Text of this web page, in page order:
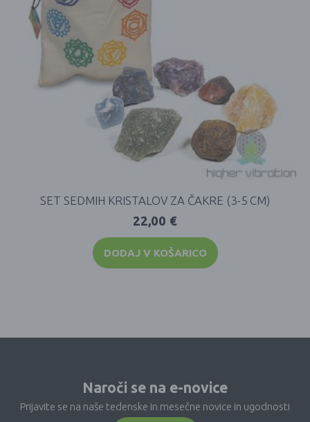
SET SEDMIH KRISTALOV ZA ČAKRE (3-5 CM)
22,00 €
DODAJ V KOŠARICO
Naroči se na e-novice
Prijavite se na naše tedenske in mesečne novice in ugodnosti